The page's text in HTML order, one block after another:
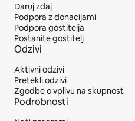
Daruj zdaj
Podpora z donacijami
Podpora gostitelja
Postanite gostitelj
Odzivi
Aktivni odzivi
Pretekli odzivi
Zgodbe o vplivu na skupnost
Podrobnosti